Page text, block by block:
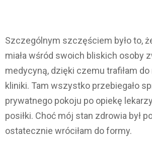
Szczególnym szczęściem było to,
miała wśród swoich bliskich osoby
medycyną, dzięki czemu trafiłam
kliniki. Tam wszystko przebiegało
prywatnego pokoju po opiekę
posiłki. Choć mój stan zdrowia był
ostatecznie wróciłam do formy.